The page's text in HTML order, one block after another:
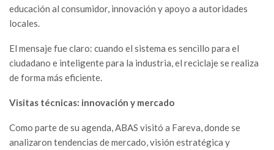
educación al consumidor, innovación y apoyo a autoridades
locales.
El mensaje fue claro: cuando el sistema es sencillo para el
ciudadano e inteligente para la industria, el reciclaje se realiza
de forma más eficiente.
Visitas técnicas: innovación y mercado
Como parte de su agenda, ABAS visitó a Fareva, donde se
analizaron tendencias de mercado, visión estratégica y